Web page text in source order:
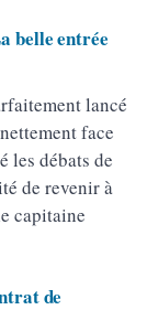
belle entrée
lancé
face
les débats de
de revenir à
capitaine
de